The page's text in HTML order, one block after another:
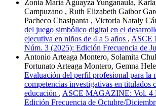
Zonia Maria Aguayza Yunganaula,
Campuzano , Ruth Elizabeth Gaibor
Pacheco Chasipanta , Victoria Nataly
del juego simbólico digital en el
ejecutiva en niños de 4 a 5 años , ASCE
Núm. 3 (2025): Edición Frecuencia de
Antonio Arteaga Montero, Solamita
Fortunato Arteaga Montero, Gemna
Evaluación del perfil profesional para la
competencias investigativas en titulados
educación , ASCE MAGAZINE: Vol. 4
Edición Frecuencia de Octubre/